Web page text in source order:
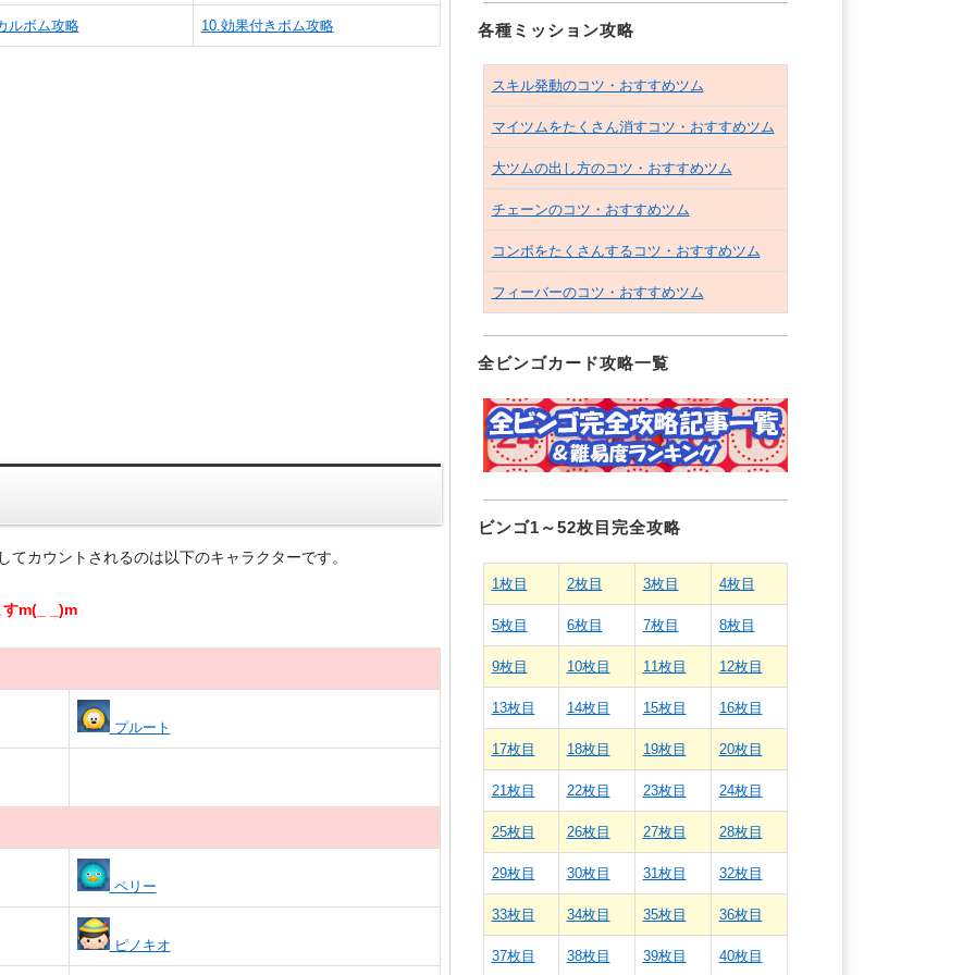
ルボム攻略 10.効果付きボム攻略
カウントされるのは以下のキャラクターです。
すm(_ _)m
プルート
ペリー
ピノキオ
各種ミッション攻略
スキル発動のコツ・おすすめツム
マイツムをたくさん消すコツ・おすすめツム
大ツムの出し方のコツ・おすすめツム
チェーンのコツ・おすすめツム
コンボをたくさんするコツ・おすすめツム
フィーバーのコツ・おすすめツム
全ビンゴカード攻略一覧
ビンゴ1～52枚目完全攻略
1枚目 2枚目 3枚目 4枚目
5枚目 6枚目 7枚目 8枚目
9枚目 10枚目 11枚目 12枚目
13枚目 14枚目 15枚目 16枚目
17枚目 18枚目 19枚目 20枚目
21枚目 22枚目 23枚目 24枚目
25枚目 26枚目 27枚目 28枚目
29枚目 30枚目 31枚目 32枚目
33枚目 34枚目 35枚目 36枚目
37枚目 38枚目 39枚目 40枚目